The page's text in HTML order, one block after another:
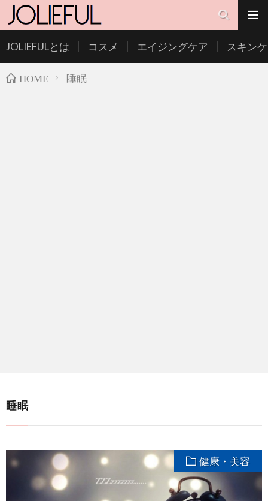
JOLIEFULとは コスメ エイジングケア スキン
HOME 睡眠
睡眠
健康・美容